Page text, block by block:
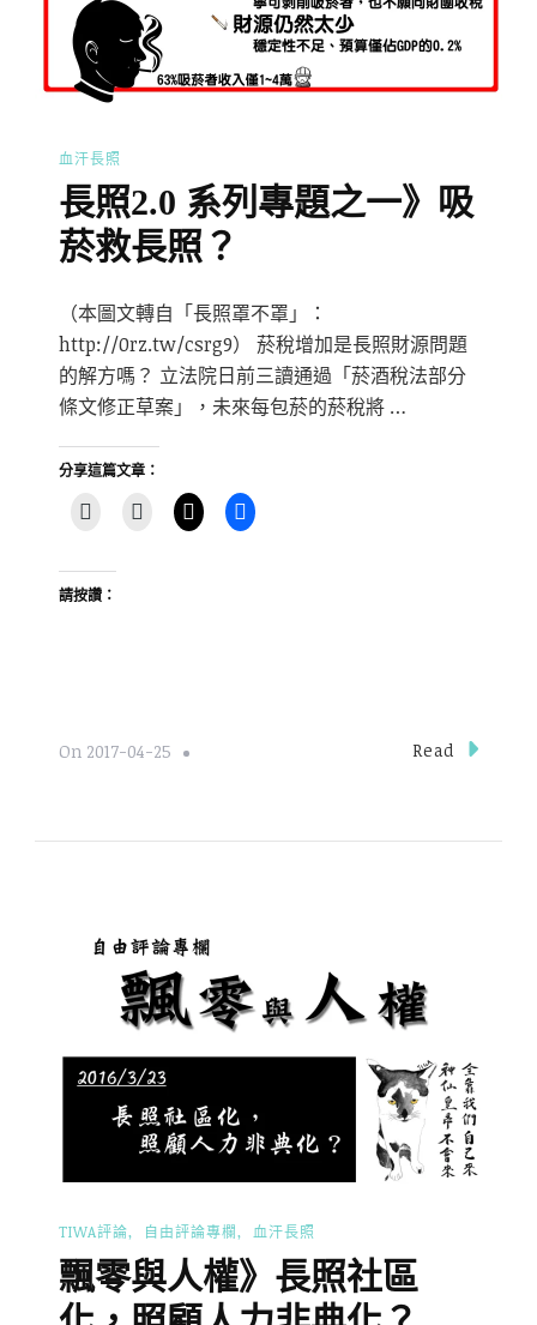
血汗長照
長照2.0 系列專題之一》吸
菸救長照？
（本圖文轉自「長照罩不罩」：
http://0rz.tw/csrg9） 菸稅增加是長照財源問題
的解方嗎？ 立法院日前三讀通過「菸酒稅法部分
條文修正草案」，未來每包菸的菸稅將 …
分享這篇文章：
請按讚：
On 2017-04-25 Read
TIWA評論 自由評論專欄 血汗長照
飄零與人權》長照社區